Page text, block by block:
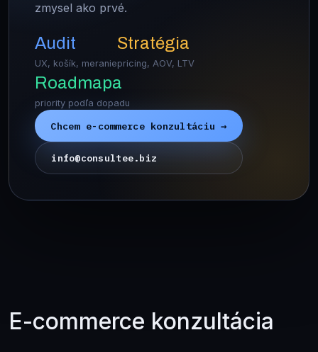
zmysel ako prvé.
Audit
UX, košík, meranie
Stratégia
pricing, AOV, LTV
Roadmapa
priority podľa dopadu
Chcem e-commerce konzultáciu →
info@consultee.biz
E-commerce konzultácia